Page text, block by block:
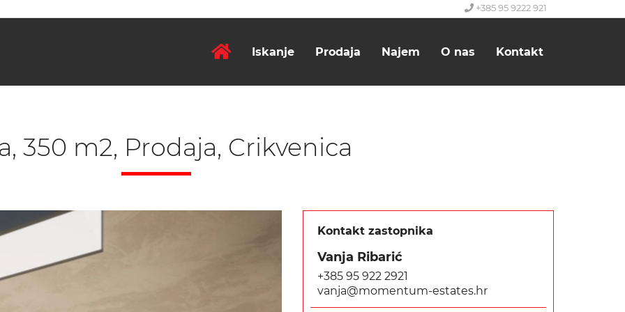
+385 95 9222 921
Iskanje Prodaja Najem O nas Kontakt
350 m2, Prodaja, Crikvenica
Kontakt zastopnika
Vanja Ribarić
+385 95 922 2921
vanja@momentum-estates.hr